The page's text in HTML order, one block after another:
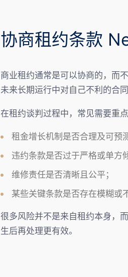
协商租约条款
商业租约通常是可以协商的，而
未来长期运行中对自己不利的合同
在租约谈判过程中，常见需要重
租金增长机制是否合理及可预
违约条款是否过于严格或单方
维修责任是否清晰且公平；
某些关键条款是否存在模糊或
很多风险并不是来自租约本身，
生后再处理更有效。